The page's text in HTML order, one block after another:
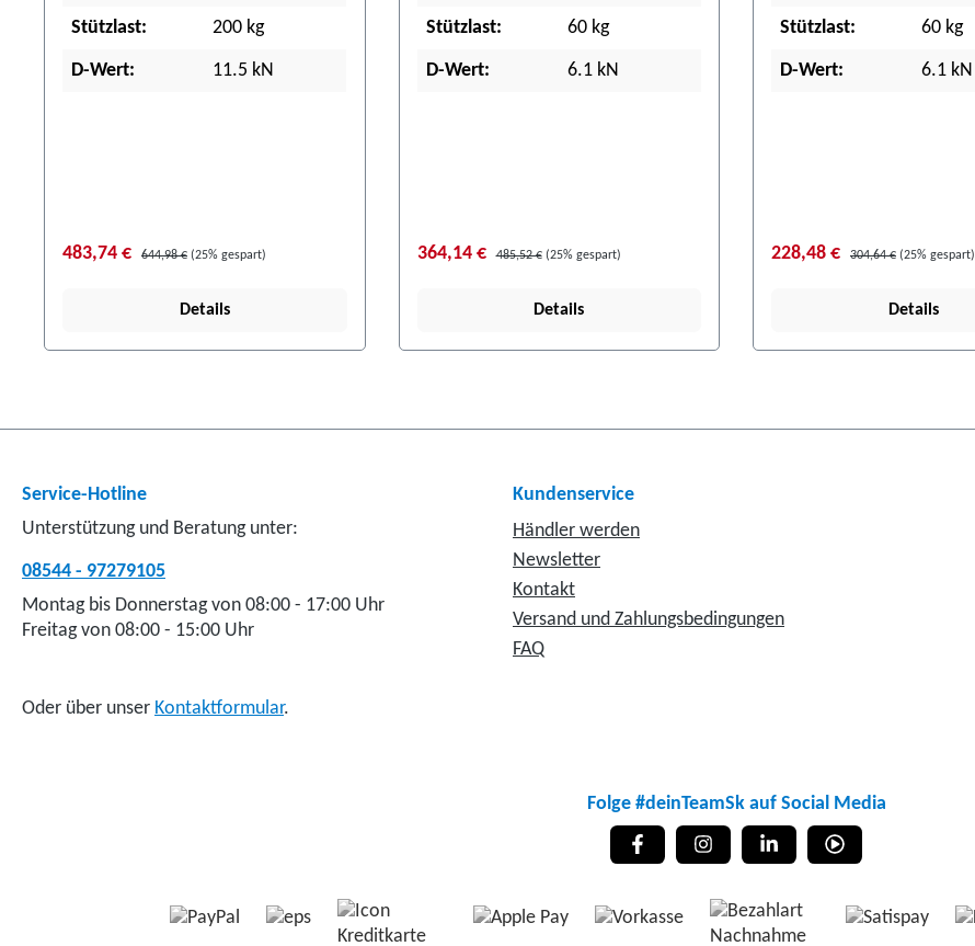
Stützlast: 200 kg
D-Wert: 11.5 kN
483,74 € 644,98 € (25% gespart)
Details
Stützlast: 60 kg
D-Wert: 6.1 kN
364,14 € 485,52 € (25% gespart)
Details
Stützlast: 60 kg
D-Wert: 6.1 kN
228,48 € 304,64 € (25% gespart)
Details
Service-Hotline
Unterstützung und Beratung unter:
08544 - 97279105
Montag bis Donnerstag von 08:00 - 17:00 Uhr
Freitag von 08:00 - 15:00 Uhr
Oder über unser Kontaktformular.
Kundenservice
Händler werden
Newsletter
Kontakt
Versand und Zahlungsbedingungen
FAQ
Folge #deinTeamSk auf Social Media